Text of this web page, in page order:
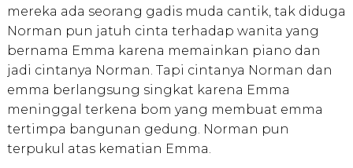
mereka ada seorang gadis muda cantik, tak diduga
Norman pun jatuh cinta terhadap wanita yang
bernama Emma karena memainkan piano dan
jadi cintanya Norman. Tapi cintanya Norman dan
emma berlangsung singkat karena Emma
meninggal terkena bom yang membuat emma
tertimpa bangunan gedung. Norman pun
terpukul atas kematian Emma.